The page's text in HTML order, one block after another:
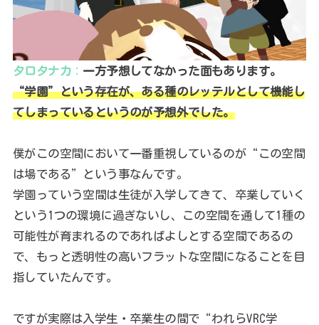
タロタナカ： 一方予想してなかった面もあります。
“学園”という存在が、ある種のレッテルとして機能し
てしまっているというのが予想外でした。
僕がこの空間において一番重視しているのが“この空間
は場である”という事なんです。
学園っていう空間は生徒が入学してきて、卒業していく
という1つの環境に過ぎないし、この空間を通して1種の
可能性が育まれるのであればよしとする空間であるの
で、もっと透明性の高いフラットな空間になることを目
指していたんです。
ですが実際は入学生・卒業生の間で“われらVRC学